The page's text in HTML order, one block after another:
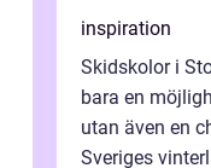
inspiration
Skidskolor i
bara en
utan även en
Sveriges